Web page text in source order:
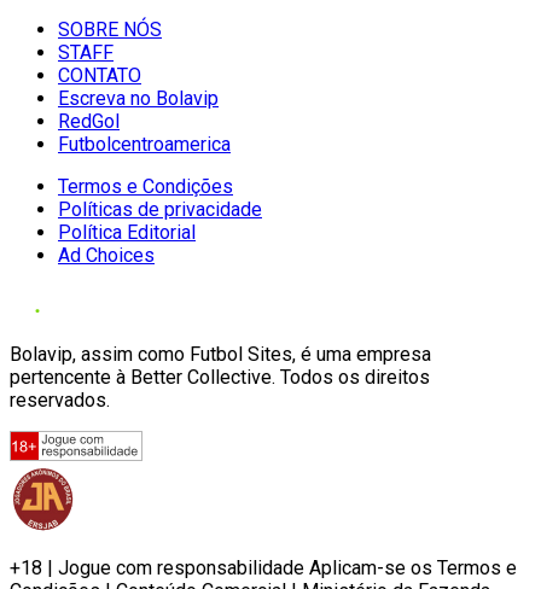
SOBRE NÓS
STAFF
CONTATO
Escreva no Bolavip
RedGol
Futbolcentroamerica
Termos e Condições
Políticas de privacidade
Política Editorial
Ad Choices
Bolavip, assim como Futbol Sites, é uma empresa
pertencente à Better Collective. Todos os direitos
reservados.
+18 | Jogue com responsabilidade Aplicam-se os Termos e